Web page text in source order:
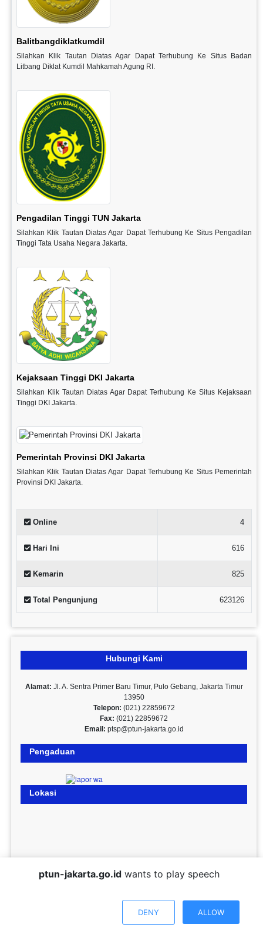
Balitbangdiklatkumdil
Silahkan Klik Tautan Diatas Agar Dapat Terhubung Ke Situs Badan
Litbang Diklat Kumdil Mahkamah Agung RI.
Pengadilan Tinggi TUN Jakarta
Silahkan Klik Tautan Diatas Agar Dapat Terhubung Ke Situs Pengadilan
Tinggi Tata Usaha Negara Jakarta.
Kejaksaan Tinggi DKI Jakarta
Silahkan Klik Tautan Diatas Agar Dapat Terhubung Ke Situs Kejaksaan
Tinggi DKI Jakarta.
Pemerintah Provinsi DKI Jakarta
Silahkan Klik Tautan Diatas Agar Dapat Terhubung Ke Situs Pemerintah
Provinsi DKI Jakarta.
Online 4
Hari Ini 616
Kemarin 825
Total Pengunjung 623126
Hubungi Kami
Alamat: Jl. A. Sentra Primer Baru Timur, Pulo Gebang, Jakarta Timur
13950
Telepon: (021) 22859672
Fax: (021) 22859672
Email: ptsp@ptun-jakarta.go.id
Pengaduan
Lokasi
ptun-jakarta.go.id wants to play speech
DENY ALLOW